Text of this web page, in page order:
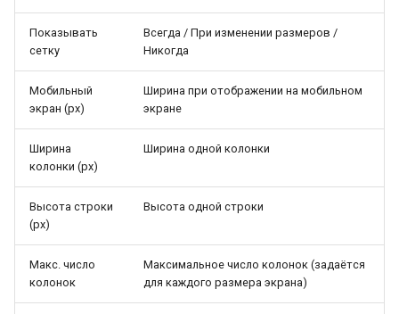
Показывать
сетку
Всегда / При изменении размеров /
Никогда
Мобильный
экран (px)
Ширина при отображении на мобильном
экране
Ширина
колонки (px)
Ширина одной колонки
Высота строки
(px)
Высота одной строки
Макс. число
колонок
Максимальное число колонок (задаётся
для каждого размера экрана)